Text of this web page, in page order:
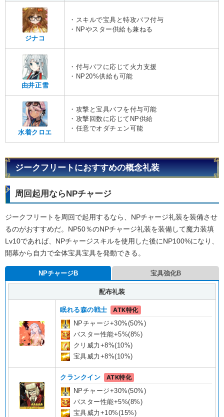
ジナコ
・スキルで宝具と特攻バフ付与
・NPやスター供給も兼ねる
由井正雪
・付与バフに応じて火力支援
・NP20%供給も可能
水着クロエ
・攻撃と宝具バフを付与可能
・攻撃回数に応じてNP供給
・任意でオダチェン可能
ジークフリートにおすすめの概念礼装
周回起用ならNPチャージ
ジークフリートを周回で起用するなら、NPチャージ礼装を装備させ
るのがおすすめだ。NP50％のNPチャージ礼装を装備して魔力装填
Lv10であれば、NPチャージスキルを使用した後にNP100%になり、
開幕から自力で全体宝具宝具を発動できる。
NPチャージB 宝具強化B
配布礼装
眠れる森の戦士
ATK特化
NPチャージ+30%(50%)
バスター性能+5%(8%)
クリ威力+8%(10%)
宝具威力+8%(10%)
クランクイン
ATK特化
NPチャージ+30%(50%)
バスター性能+5%(8%)
宝具威力+10%(15%)